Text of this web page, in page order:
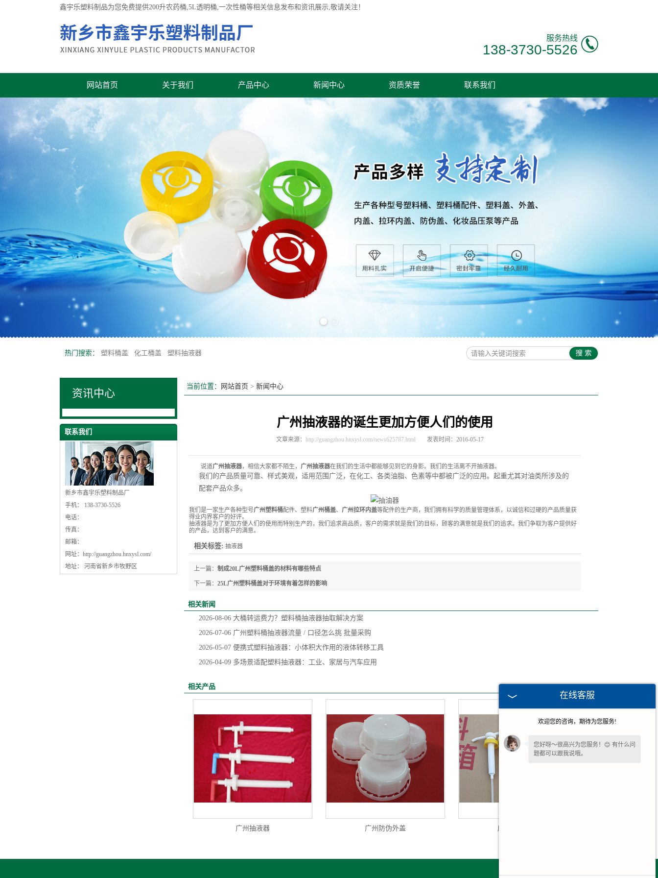
鑫宇乐塑料制品为您免费提供200升农药桶,5L透明桶,一次性桶等相关信息发布和资讯展示,敬请关注！
服务热线
138-3730-5526
网站首页 关于我们 产品中心 新闻中心 资质荣誉 联系我们
热门搜索： 塑料桶盖 化工桶盖 塑料抽液器
资讯中心
联系我们
新乡市鑫宇乐塑料制品厂
手机： 138-3730-5526
电话：
传真：
邮箱：
网址： http://guangzhou.hnxysl.com/
地址： 河南省新乡市牧野区
当前位置： 网站首页 > 新闻中心
广州抽液器的诞生更加方便人们的使用
文章来源： http://guangzhou.hnxysl.com/news625787.html 发表时间：2016-05-17
说道广州抽液器，相信大家都不陌生， 广州抽液器在我们的生活中都能够见到它的身影。我们的生活离不开抽液器。
我们的产品质量可靠、样式美观，适用范围广泛，在化工、各类油脂、色素等中都被广泛的应用。起重尤其对油类所涉及的
配套产品众多。
我们是一家生产各种型号广州塑料桶配件、塑料广州桶盖、 广州拉环内盖等配件的生产商，我们拥有科学的质量管理体系，以诚信和过硬的产品质量获
得业内界客户的好评。
抽液器是为了更加方便人们的使用而特别生产的，我们追求高品质，客户的需求就是我们的目标，顾客的满意就是我们的追求。我们争取为客户提供好
的产品，达到客户的满意。
相关标签: 抽液器
上一篇： 制成20L广州塑料桶盖的材料有哪些特点
下一篇： 25L广州塑料桶盖对于环境有着怎样的影响
相关新闻
2026-08-06 大桶转运费力？塑料桶抽液器抽取解决方案
2026-07-06 广州塑料桶抽液器流量 / 口径怎么挑 批量采购
2026-05-07 便携式塑料抽液器：小体积大作用的液体转移工具
2026-04-09 多场景适配塑料抽液器：工业、家居与汽车应用
相关产品
广州抽液器 广州防伪外盖 广州按压泵头
在线客服
欢迎您的咨询，期待为您服务!
您好呀～很高兴为您服务！😊 有什么问
题都可以跟我说哦。